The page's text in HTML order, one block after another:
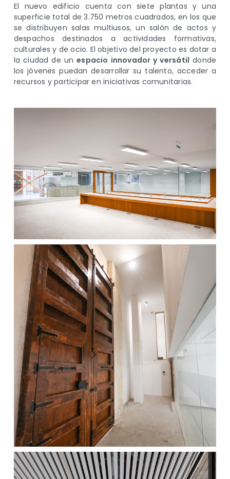
El nuevo edificio cuenta con siete plantas y una
superficie total de 3.750 metros cuadrados, en los que
se distribuyen salas multiusos, un salón de actos y
despachos destinados a actividades formativas,
culturales y de ocio. El objetivo del proyecto es dotar a
la ciudad de unespacio innovador y versátil donde
los jóvenes puedan desarrollar su talento, acceder a
recursos y participar en iniciativas comunitarias.